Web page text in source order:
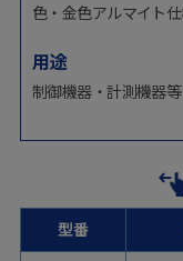
色・金色アルマイト
用途
制御機器・計測機器等
型番